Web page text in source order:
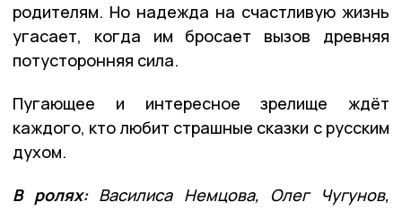
родителям. Но надежда на счастливую жизнь
угасает, когда им бросает вызов древняя
потусторонняя сила.
Пугающее и интересное зрелище ждёт
каждого, кто любит страшные сказки с русским
духом.
В ролях: Василиса Немцова, Олег Чугунов,